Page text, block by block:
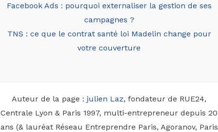
Facebook Ads : pourquoi externaliser la gestion de ses
campagnes ?
TNS : ce que le contrat santé loi Madelin change pour
votre couverture
Auteur de la page : julien Laz, fondateur de RUE24,
Centrale Lyon & Paris 1997, multi-entrepreneur depuis 20
ans (& lauréat Réseau Entreprendre Paris, Agoranov, Paris